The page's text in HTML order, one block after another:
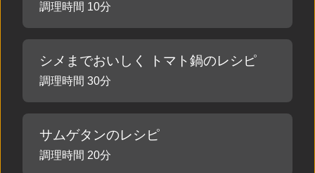
調理時間 10分
シメまでおいしく トマト鍋のレシピ
調理時間 30分
サムゲタンのレシピ
調理時間 20分